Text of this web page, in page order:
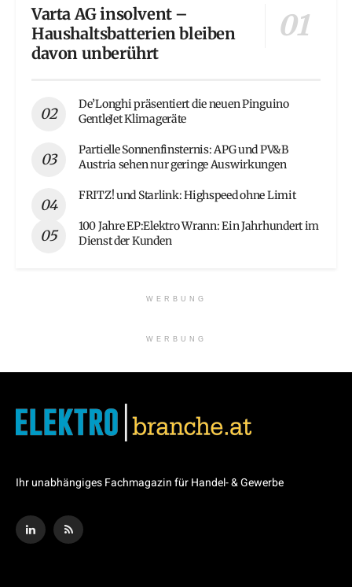
Varta AG insolvent –
Haushaltsbatterien bleiben
davon unberührt
De’Longhi präsentiert die neuen Pinguino
GentleJet Klimageräte
Partielle Sonnenfinsternis: APG und PV&B
Austria sehen nur geringe Auswirkungen
FRITZ! und Starlink: Highspeed ohne Limit
100 Jahre EP:Elektro Wrann: Ein Jahrhundert im
Dienst der Kunden
WERBUNG
WERBUNG
Ihr unabhängiges Fachmagazin für Handel- & Gewerbe